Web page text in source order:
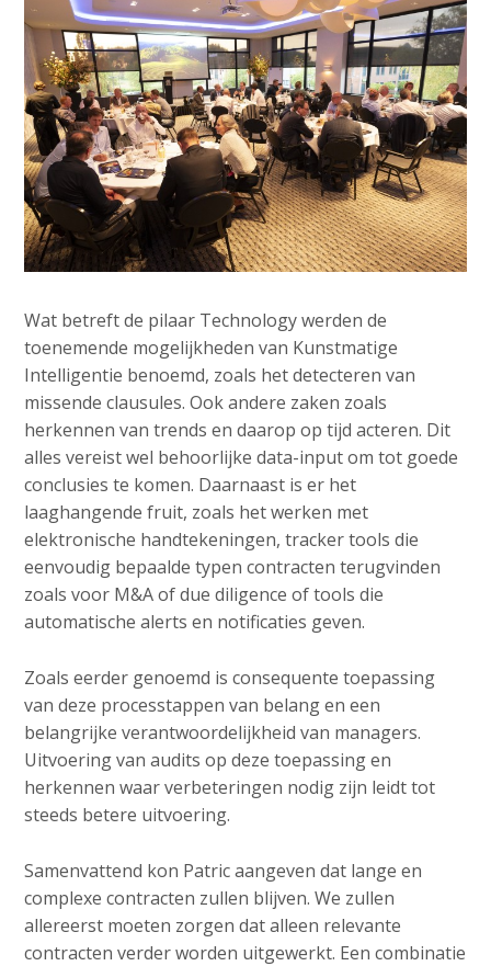
Wat betreft de pilaar Technology werden de
toenemende mogelijkheden van Kunstmatige
Intelligentie benoemd, zoals het detecteren van
missende clausules. Ook andere zaken zoals
herkennen van trends en daarop op tijd acteren. Dit
alles vereist wel behoorlijke data-input om tot goede
conclusies te komen. Daarnaast is er het
laaghangende fruit, zoals het werken met
elektronische handtekeningen, tracker tools die
eenvoudig bepaalde typen contracten terugvinden
zoals voor M&A of due diligence of tools die
automatische alerts en notificaties geven.
Zoals eerder genoemd is consequente toepassing
van deze processtappen van belang en een
belangrijke verantwoordelijkheid van managers.
Uitvoering van audits op deze toepassing en
herkennen waar verbeteringen nodig zijn leidt tot
steeds betere uitvoering.
Samenvattend kon Patric aangeven dat lange en
complexe contracten zullen blijven. We zullen
allereerst moeten zorgen dat alleen relevante
contracten verder worden uitgewerkt. Een combinatie